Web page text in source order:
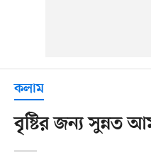
কলাম
বৃষ্টির জন্য সুন্নত